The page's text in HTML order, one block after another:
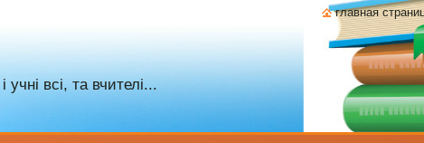
всі, та вчителі...
главная